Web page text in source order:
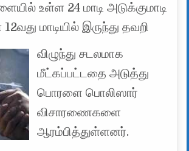
உள்ள 24 மாடி அடுக்குமாடி
12வது மாடியில் இருந்து தவறி
விழுந்து சடலமாக
மீட்கப்பட்டதை அடுத்து
பொரளை பொலிஸார்
விசாரணைகளை
ஆரம்பித்துள்ளனர்.